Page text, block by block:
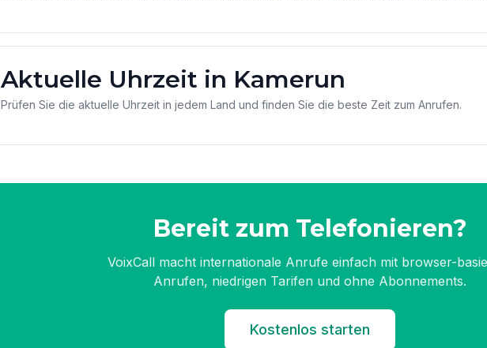
Aktuelle Uhrzeit in Kamerun
Prüfen Sie die aktuelle Uhrzeit in jedem Land und finden Sie die beste Zeit zum Anrufen.
Bereit zum Telefonieren?
VoixCall macht internationale Anrufe einfach mit browser-
Anrufen, niedrigen Tarifen und ohne Abonnements.
Kostenlos starten